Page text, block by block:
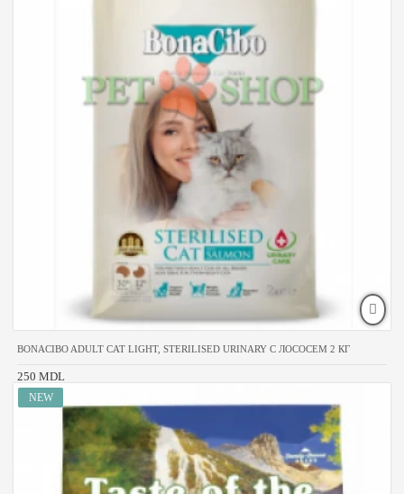
BONACIBO ADULT CAT LIGHT, STERILISED URINARY С ЛОСОСЕМ 2 КГ
250 MDL